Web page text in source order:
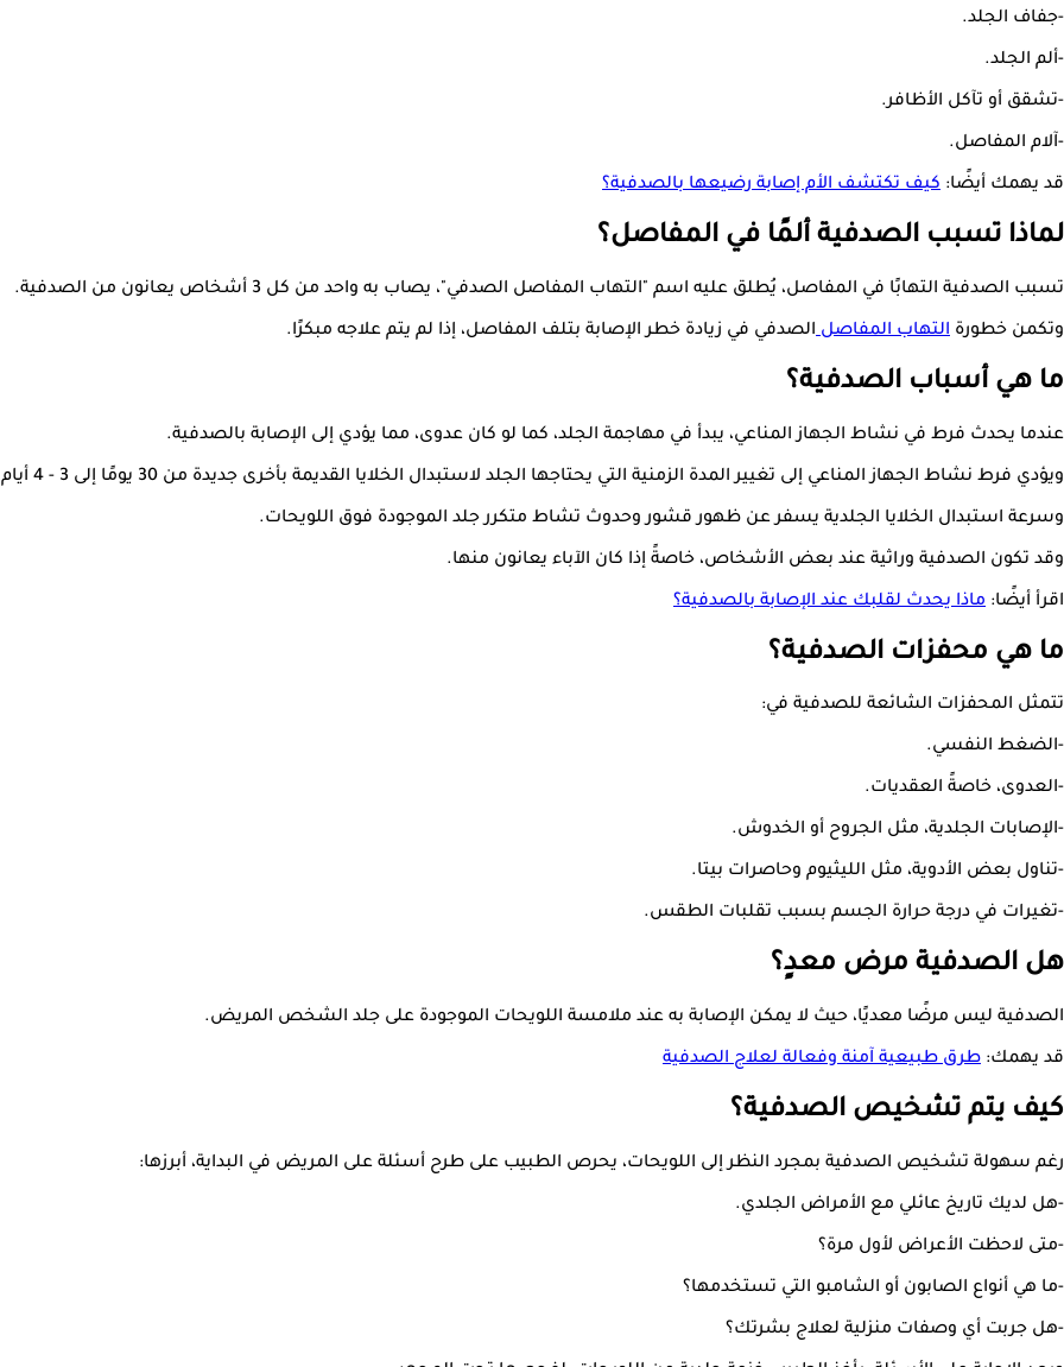
-جفاف الجلد.
-ألم الجلد.
-تشقق أو تآكل الأظافر.
-آلام المفاصل.
قد يهمك أيضًا: كيف تكتشف الأم إصابة رضيعها بالصدفية؟
لماذا تسبب الصدفية ألمًا في المفاصل؟
تسبب الصدفية التهابًا في المفاصل، يُطلق عليه اسم "التهاب المفاصل الصدفي"، يصاب به واحد من كل 3 أشخاص يعانون من الصدفية.
وتكمن خطورة التهاب المفاصلالصدفي في زيادة خطر الإصابة بتلف المفاصل، إذا لم يتم علاجه مبكرًا.
ما هي أسباب الصدفية؟
عندما يحدث فرط في نشاط الجهاز المناعي، يبدأ في مهاجمة الجلد، كما لو كان عدوى، مما يؤدي إلى الإصابة بالصدفية.
ويؤدي فرط نشاط الجهاز المناعي إلى تغيير المدة الزمنية التي يحتاجها الجلد لاستبدال الخلايا القديمة بأخرى جديدة من 30 يومًا إلى 3 - 4 أيام.
وسرعة استبدال الخلايا الجلدية يسفر عن ظهور قشور وحدوث تشاط متكرر جلد الموجودة فوق اللويحات.
وقد تكون الصدفية وراثية عند بعض الأشخاص، خاصةً إذا كان الآباء يعانون منها.
اقرأ أيضًا: ماذا يحدث لقلبك عند الإصابة بالصدفية؟
ما هي محفزات الصدفية؟
تتمثل المحفزات الشائعة للصدفية في:
-الضغط النفسي.
-العدوى، خاصةً العقديات.
-الإصابات الجلدية، مثل الجروح أو الخدوش.
-تناول بعض الأدوية، مثل الليثيوم وحاصرات بيتا.
-تغيرات في درجة حرارة الجسم بسبب تقلبات الطقس.
هل الصدفية مرض معدٍ؟
الصدفية ليس مرضًا معديًا، حيث لا يمكن الإصابة به عند ملامسة اللويحات الموجودة على جلد الشخص المريض.
قد يهمك: طرق طبيعية آمنة وفعالة لعلاج الصدفية
كيف يتم تشخيص الصدفية؟
رغم سهولة تشخيص الصدفية بمجرد النظر إلى اللويحات، يحرص الطبيب على طرح أسئلة على المريض في البداية، أبرزها:
-هل لديك تاريخ عائلي مع الأمراض الجلدي.
-متى لاحظت الأعراض لأول مرة؟
-ما هي أنواع الصابون أو الشامبو التي تستخدمها؟
-هل جربت أي وصفات منزلية لعلاج بشرتك؟